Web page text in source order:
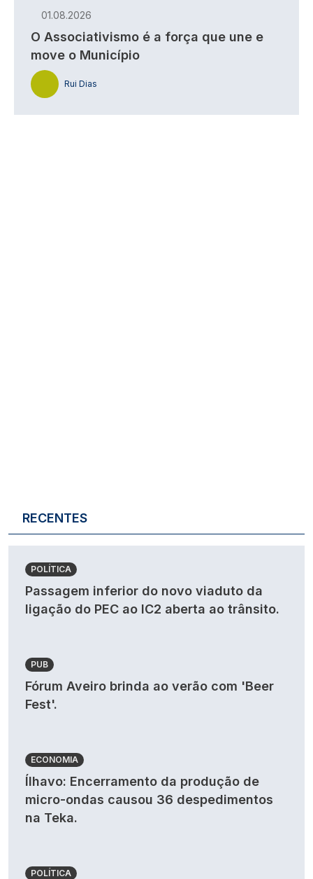
01.08.2026
O Associativismo é a força que une e
move o Município
Rui Dias
RECENTES
POLÍTICA
Passagem inferior do novo viaduto da
ligação do PEC ao IC2 aberta ao trânsito.
PUB
Fórum Aveiro brinda ao verão com 'Beer
Fest'.
ECONOMIA
Ílhavo: Encerramento da produção de
micro-ondas causou 36 despedimentos
na Teka.
POLÍTICA